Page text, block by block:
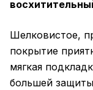
Шелковистое,
покрытие
мягкая
большей